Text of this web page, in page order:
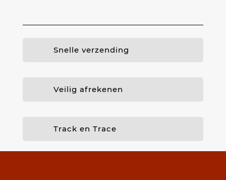
Snelle verzending
Veilig afrekenen
Track en Trace